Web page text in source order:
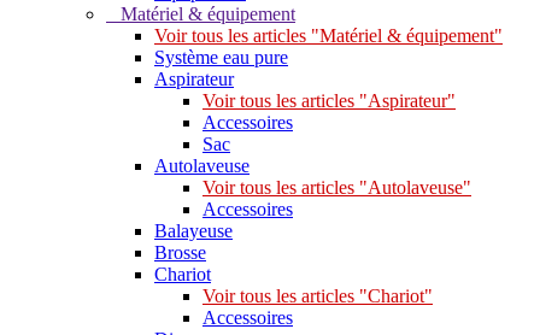
Matériel & équipement
Voir tous les articles "Matériel & équipement"
Système eau pure
Aspirateur
Voir tous les articles "Aspirateur"
Accessoires
Sac
Autolaveuse
Voir tous les articles "Autolaveuse"
Accessoires
Balayeuse
Brosse
Chariot
Voir tous les articles "Chariot"
Accessoires